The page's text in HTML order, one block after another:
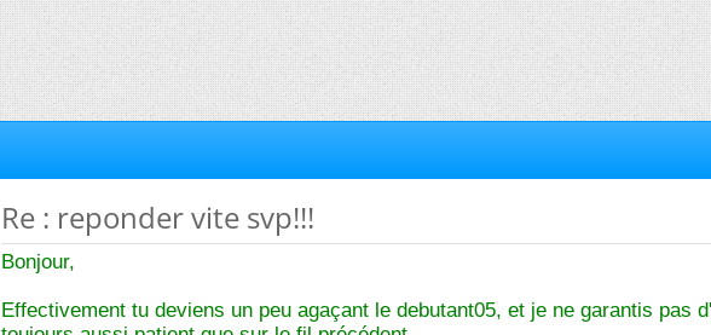
Re : reponder vite svp!!!
Bonjour,
Effectivement tu deviens un peu agaçant le debutant05, et je ne garantis pas